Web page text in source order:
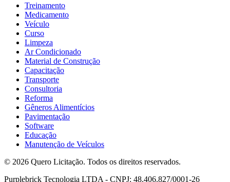
Treinamento
Medicamento
Veículo
Curso
Limpeza
Ar Condicionado
Material de Construção
Capacitação
Transporte
Consultoria
Reforma
Gêneros Alimentícios
Pavimentação
Software
Educação
Manutenção de Veículos
© 2026 Quero Licitação. Todos os direitos reservados.
Purplebrick Tecnologia LTDA - CNPJ: 48.406.827/0001-26